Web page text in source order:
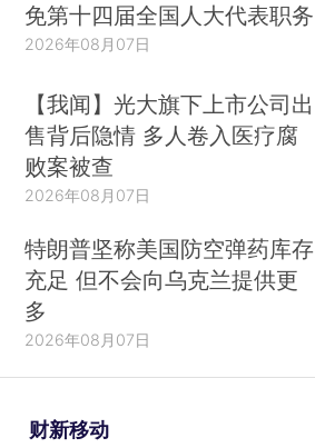
免第十四届全国人大代表职务
2026年08月07日
【我闻】光大旗下上市公司出
售背后隐情 多人卷入医疗腐
败案被查
2026年08月07日
特朗普坚称美国防空弹药库存
充足 但不会向乌克兰提供更
多
2026年08月07日
财新移动